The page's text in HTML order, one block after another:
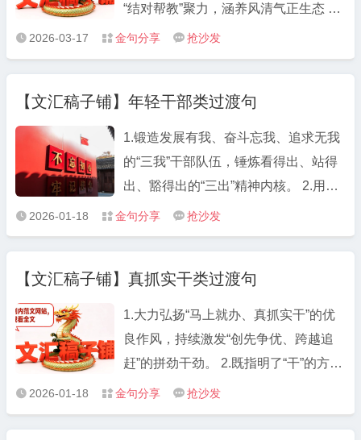
“结对帮教”聚力，涵养风清气正生态 以
“移风易俗”塑形，焕发文明乡风活力 2.
多措并举织密干部监督“防护网” 强化思
管拧紧行为“廉洁开关” 深化联动整治打
好监督“组合招式” 3. 织密“四张网” 持续
提升干部监督质效 紧盯“关键少数”，突
出政治监督。 把握“重点环节”，抓实选
督。 拧紧“责任发条”，推进整改监督。
 2026-03-17  金句分享  抢沙发
【文汇稿子铺】年轻干部类过渡句
1.锻造发展有我、奋斗忘我、追求无我
的“三我”干部队伍，锤炼看得出、站得
出、豁得出的“三出”精神内核。 2.用信
念激发干劲，迸发“欲与天公试比高”的
朝气；把挑战当作激励，昂扬“在困难
洁、工作、做人、身体“五条底线”，争
做忠心、用心、细心、虚心、热心“五
心干部”。 4.不是坐而论道的清谈客，
而是起而行之的行动者；不是畏首畏尾
以朝气蓬勃、活力四射祛除沉沉暮气、
萎靡不振，用雷厉风行、干脆利落书写
 2026-01-18  金句分享  抢沙发
【文汇稿子铺】真抓实干类过渡句
1.大力弘扬“马上就办、真抓实干”的优
良作风，持续激发“创先争优、跨越追
赶”的拼劲干劲。 2.既指明了“干”的方
向，又明确了“干”的路径；既注入了“干”
的动力，又增添了“干”的信心。 3.激发
 2026-01-18  金句分享  抢沙发